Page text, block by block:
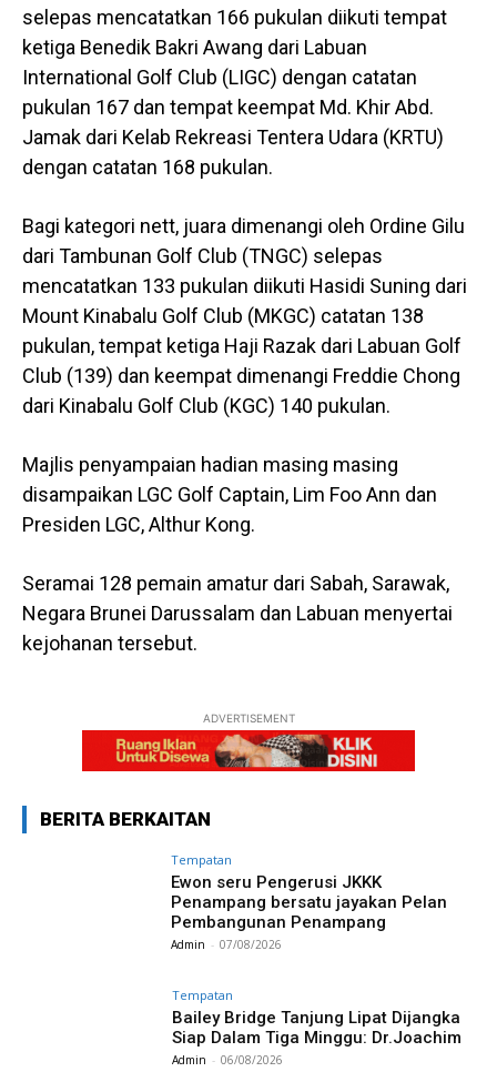
selepas mencatatkan 166 pukulan diikuti tempat
ketiga Benedik Bakri Awang dari Labuan
International Golf Club (LIGC) dengan catatan
pukulan 167 dan tempat keempat Md. Khir Abd.
Jamak dari Kelab Rekreasi Tentera Udara (KRTU)
dengan catatan 168 pukulan.
Bagi kategori nett, juara dimenangi oleh Ordine Gilu
dari Tambunan Golf Club (TNGC) selepas
mencatatkan 133 pukulan diikuti Hasidi Suning dari
Mount Kinabalu Golf Club (MKGC) catatan 138
pukulan, tempat ketiga Haji Razak dari Labuan Golf
Club (139) dan keempat dimenangi Freddie Chong
dari Kinabalu Golf Club (KGC) 140 pukulan.
Majlis penyampaian hadian masing masing
disampaikan LGC Golf Captain, Lim Foo Ann dan
Presiden LGC, Althur Kong.
Seramai 128 pemain amatur dari Sabah, Sarawak,
Negara Brunei Darussalam dan Labuan menyertai
kejohanan tersebut.
ADVERTISEMENT
BERITA BERKAITAN
Tempatan
Ewon seru Pengerusi JKKK
Penampang bersatu jayakan Pelan
Pembangunan Penampang
Admin - 07/08/2026
Tempatan
Bailey Bridge Tanjung Lipat Dijangka
Siap Dalam Tiga Minggu: Dr.Joachim
Admin - 06/08/2026